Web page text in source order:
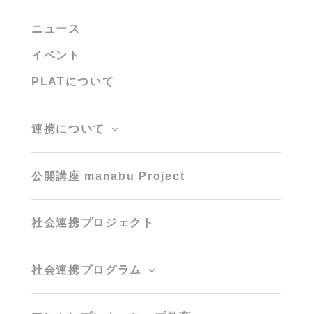
ニュース
イベント
PLATについて
連携について
公開講座 manabu Project
社会連携プロジェクト
社会連携プログラム